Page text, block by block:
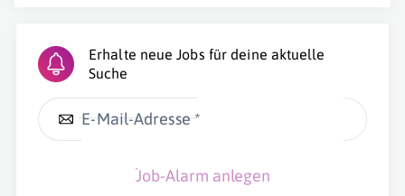
Erhalte neue Jobs für deine aktuelle
Suche
E-Mail-Adresse *
Job-Alarm anlegen